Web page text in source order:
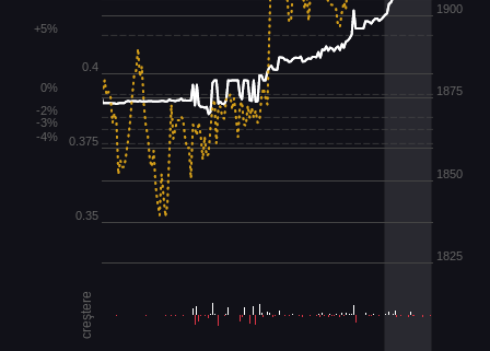
creştere
0.35
0.375
0.4
-4%
-3%
-2%
0%
+5%
1825
1850
1875
1900